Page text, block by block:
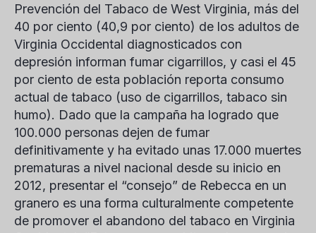
Prevención del Tabaco de West Virginia, más del
40 por ciento (40,9 por ciento) de los adultos de
Virginia Occidental diagnosticados con
depresión informan fumar cigarrillos, y casi el 45
por ciento de esta población reporta consumo
actual de tabaco (uso de cigarrillos, tabaco sin
humo). Dado que la campaña ha logrado que
100.000 personas dejen de fumar
definitivamente y ha evitado unas 17.000 muertes
prematuras a nivel nacional desde su inicio en
2012, presentar el “consejo” de Rebecca en un
granero es una forma culturalmente competente
de promover el abandono del tabaco en Virginia